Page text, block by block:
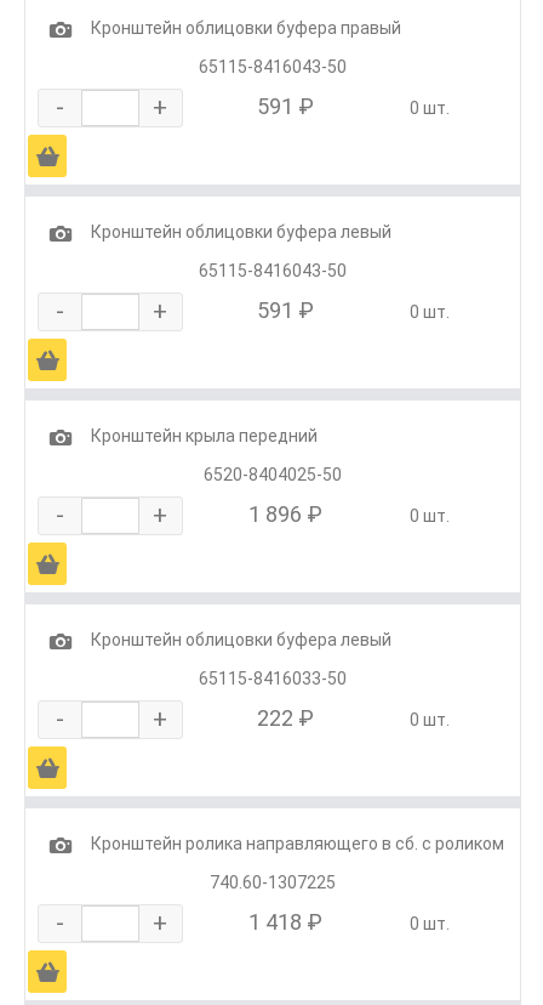
1
Кронштейн облицовки буфера правый
65115-8416043-50
- + 591 ₽ 0 шт.
Ä
1
Кронштейн облицовки буфера левый
65115-8416043-50
- + 591 ₽ 0 шт.
Ä
1
Кронштейн крыла передний
6520-8404025-50
- + 1 896 ₽ 0 шт.
Ä
1
Кронштейн облицовки буфера левый
65115-8416033-50
- + 222 ₽ 0 шт.
Ä
1
Кронштейн ролика направляющего в сб. с роликом
740.60-1307225
- + 1 418 ₽ 0 шт.
Ä